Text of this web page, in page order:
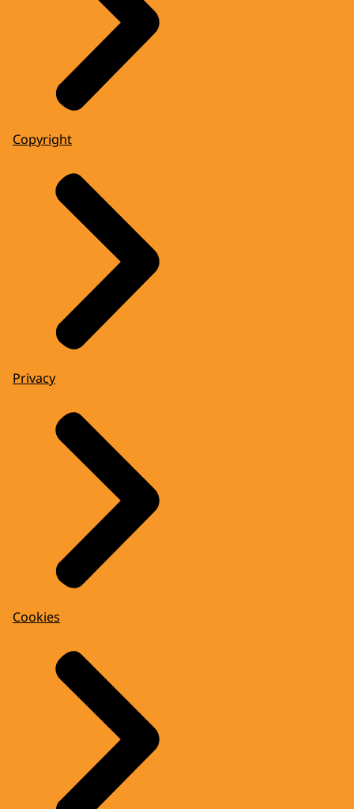
Copyright
Privacy
Cookies